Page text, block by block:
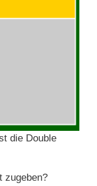
die Double
zugeben?